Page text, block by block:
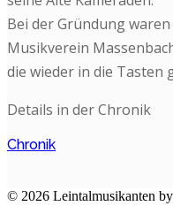
Bei der Gründung
Musikverein
die wieder in die Tasten
Details in der Chronik
Chronik
© 2026 Leintalmusikanten